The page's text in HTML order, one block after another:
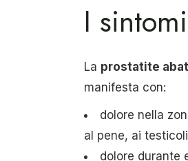
I
La prostatite
manifesta con:
dolore nella
al pene, ai
dolore durante